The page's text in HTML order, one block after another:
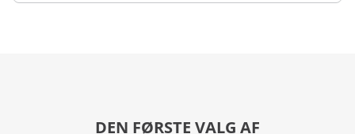
DEN FØRSTE VALG AF